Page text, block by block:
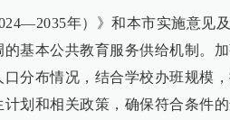
年）》和本市实施意见
基本公共教育服务供给机制。
分布情况，结合学校办班规模
划和相关政策，确保符合条件